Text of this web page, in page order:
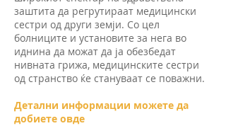
заштита да регрутираат медицински
сестри од други земји. Со цел
болниците и установите за нега во
иднина да можат да ја обезбедат
нивната грижа, медицинските сестри
од странство ќе стануваат се поважни.
Детални информации можете да
добиете овде